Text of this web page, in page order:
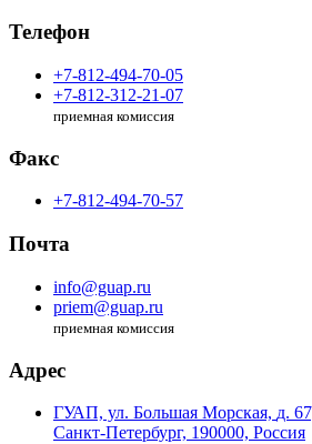
Телефон
+7-812-494-70-05
+7-812-312-21-07
приемная комиссия
Факс
+7-812-494-70-57
Почта
info@guap.ru
priem@guap.ru
приемная комиссия
Адрес
ГУАП, ул. Большая Морская, д.
Санкт-Петербург, 190000, Россия